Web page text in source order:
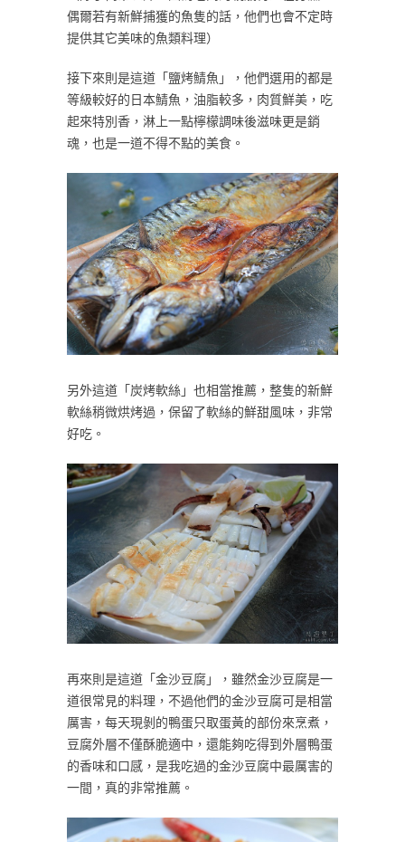
偶爾若有新鮮捕獲的魚隻的話，他們也會不定時
提供其它美味的魚類料理）
接下來則是這道「鹽烤鯖魚」，他們選用的都是
等級較好的日本鯖魚，油脂較多，肉質鮮美，吃
起來特別香，淋上一點檸檬調味後滋味更是銷
魂，也是一道不得不點的美食。
另外這道「炭烤軟絲」也相當推薦，整隻的新鮮
軟絲稍微烘烤過，保留了軟絲的鮮甜風味，非常
好吃。
再來則是這道「金沙豆腐」，雖然金沙豆腐是一
道很常見的料理，不過他們的金沙豆腐可是相當
厲害，每天現剝的鴨蛋只取蛋黃的部份來烹煮，
豆腐外層不僅酥脆適中，還能夠吃得到外層鴨蛋
的香味和口感，是我吃過的金沙豆腐中最厲害的
一間，真的非常推薦。